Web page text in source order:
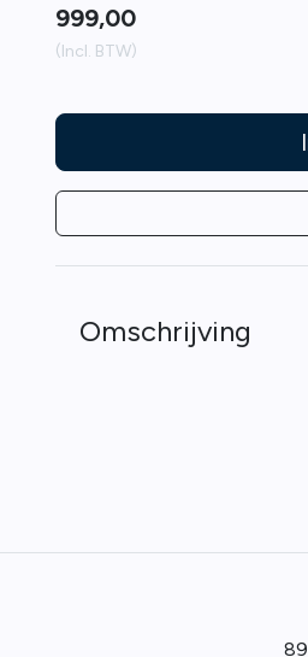
999,00
(Incl. BTW)
Omschrijving